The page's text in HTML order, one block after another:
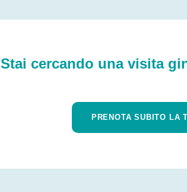
Stai cercando una visita
PRENOTA SUBITO LA